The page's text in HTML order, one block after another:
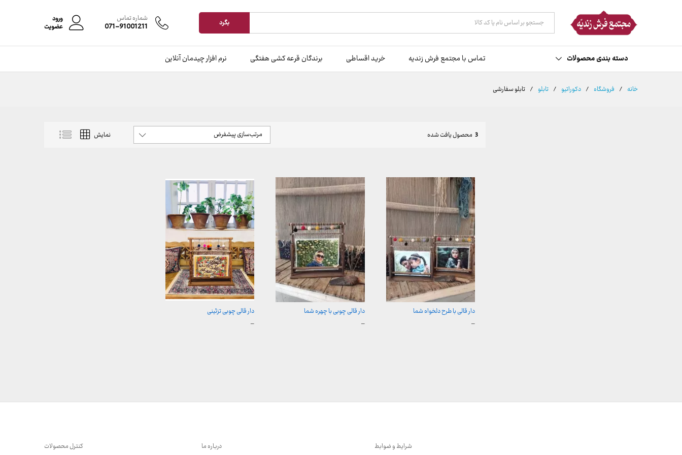
همه دسته ها بگرد شماره تماس
071-91001211
ورود
عضویت
دسته بندی محصولات تماس با مجتمع فرش زندیه خرید اقساطی برندگان قرعه کشی هفتگی نرم افزار چیدمان آنلاین
خانه / فروشگاه / دکوراتیو / تابلو / تابلو سفارشی
3 محصول یافت شده نمایش مرتب‌سازی پیشفرض
دار قالی با طرح دلخواه شما
–محدوده
دار قالی چوبی با چهره شما
–محدوده
دار قالی چوبی تزئینی
–محدوده
شرایط و ضوابط درباره ما کنترل محصولات